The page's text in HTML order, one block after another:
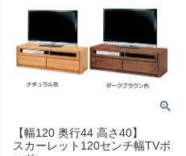
【幅120 奥行44 高さ40】
スカーレット120センチ幅TVボ